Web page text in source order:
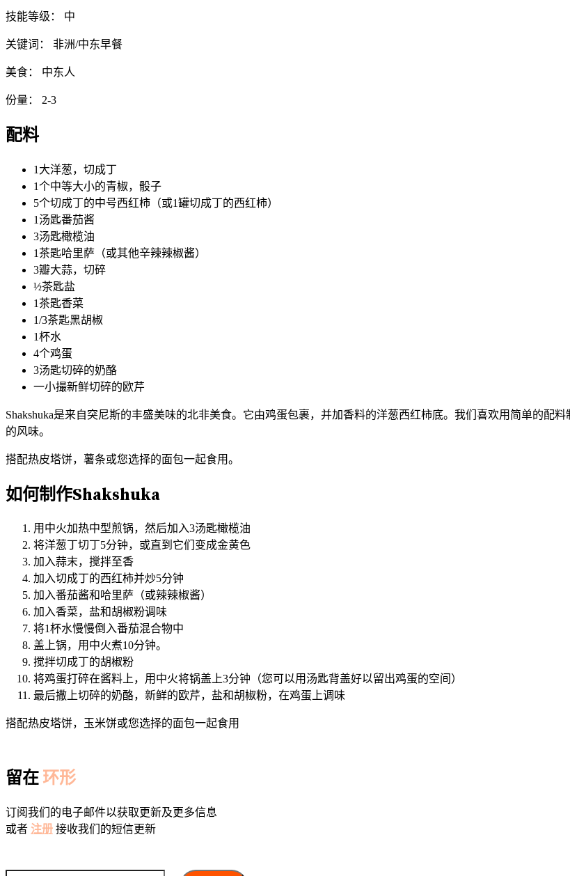
技能等级： 中
关键词： 非洲/中东早餐
美食： 中东人
份量： 2-3
配料
1大洋葱，切成丁
1个中等大小的青椒，骰子
5个切成丁的中号西红柿（或1罐切成丁的西红柿）
1汤匙番茄酱
3汤匙橄榄油
1茶匙哈里萨（或其他辛辣辣椒酱）
3瓣大蒜，切碎
½茶匙盐
1茶匙香菜
1/3茶匙黑胡椒
1杯水
4个鸡蛋
3汤匙切碎的奶酪
一小撮新鲜切碎的欧芹
Shakshuka是来自突尼斯的丰盛美味的北非美食。它由鸡蛋包裹，并加香料的洋葱西红柿底。我们喜欢用简单的配
的风味。
搭配热皮塔饼，薯条或您选择的面包一起食用。
如何制作Shakshuka
用中火加热中型煎锅，然后加入3汤匙橄榄油
将洋葱丁切丁5分钟，或直到它们变成金黄色
加入蒜末，搅拌至香
加入切成丁的西红柿并炒5分钟
加入番茄酱和哈里萨（或辣辣椒酱）
加入香菜，盐和胡椒粉调味
将1杯水慢慢倒入番茄混合物中
盖上锅，用中火煮10分钟。
搅拌切成丁的胡椒粉
将鸡蛋打碎在酱料上，用中火将锅盖上3分钟（您可以用汤匙背盖好以留出鸡蛋的空间）
最后撒上切碎的奶酪，新鲜的欧芹，盐和胡椒粉，在鸡蛋上调味
搭配热皮塔饼，玉米饼或您选择的面包一起食用
留在 环形
订阅我们的电子邮件以获取更新及更多信息
或者 注册 接收我们的短信更新